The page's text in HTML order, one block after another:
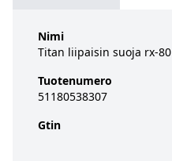
Nimi
Titan liipaisin suoja rx-80
Tuotenumero
51180538307
Gtin